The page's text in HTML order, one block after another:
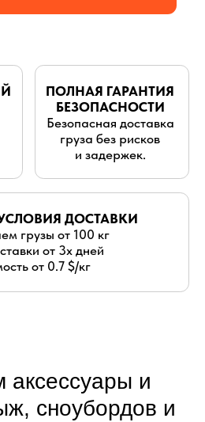
дней
кг
аксессуары и
сноубордов и